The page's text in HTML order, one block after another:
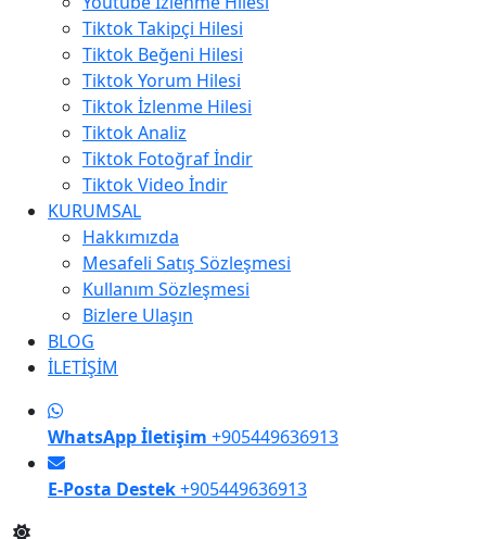
Tiktok Takipçi Hilesi
Tiktok Beğeni Hilesi
Tiktok Yorum Hilesi
Tiktok İzlenme Hilesi
Tiktok Analiz
Tiktok Fotoğraf İndir
Tiktok Video İndir
KURUMSAL
Hakkımızda
Mesafeli Satış Sözleşmesi
Kullanım Sözleşmesi
Bizlere Ulaşın
BLOG
İLETİŞİM
WhatsApp İletişim +905449636913
E-Posta Destek+905449636913